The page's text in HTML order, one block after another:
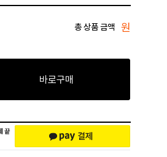
총 상품 금액 원
바로구매